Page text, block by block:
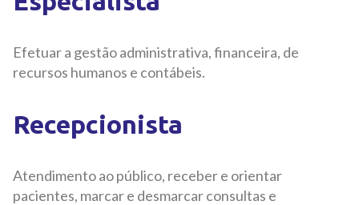
Efetuar a gestão administrativa, financeira, de
recursos humanos e contábeis.
Recepcionista
Atendimento ao público, receber e orientar
pacientes, marcar e desmarcar consultas e